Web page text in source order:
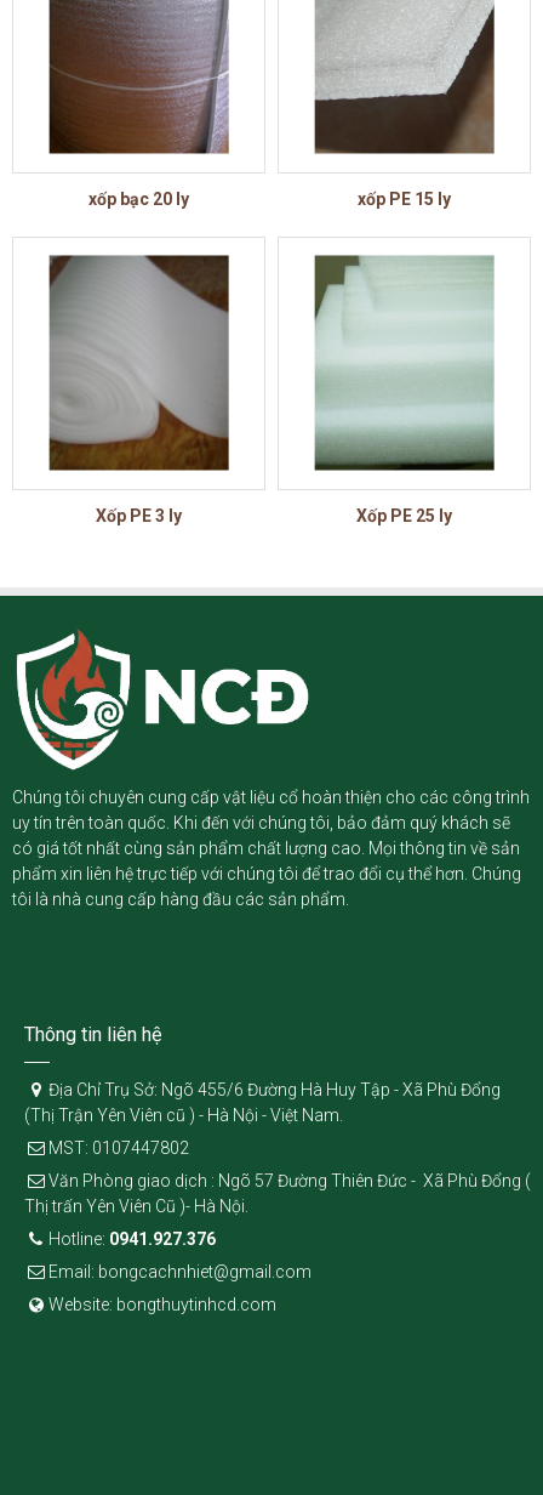
xốp bạc 20 ly xốp PE 15 ly
Xốp PE 3 ly Xốp PE 25 ly
Chúng tôi chuyên cung cấp vật liệu cổ hoàn thiện cho các công trình
uy tín trên toàn quốc. Khi đến với chúng tôi, bảo đảm quý khách sẽ
có giá tốt nhất cùng sản phẩm chất lượng cao. Mọi thông tin về sản
phẩm xin liên hệ trực tiếp với chúng tôi để trao đổi cụ thể hơn. Chúng
tôi là nhà cung cấp hàng đầu các sản phẩm.
Thông tin liên hệ
Địa Chỉ Trụ Sở: Ngõ 455/6 Đường Hà Huy Tập - Xã Phù Đổng
(Thị Trận Yên Viên cũ ) - Hà Nội - Việt Nam.
MST: 0107447802
Văn Phòng giao dịch : Ngõ 57 Đường Thiên Đức - Xã Phù Đổng (
Thị trấn Yên Viên Cũ )- Hà Nội.
Hotline: 0941.927.376
Email: bongcachnhiet@gmail.com
Website: bongthuytinhcd.com